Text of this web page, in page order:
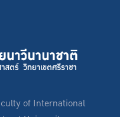
of International